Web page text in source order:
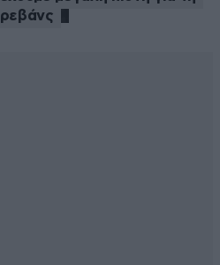
ρεβάνς